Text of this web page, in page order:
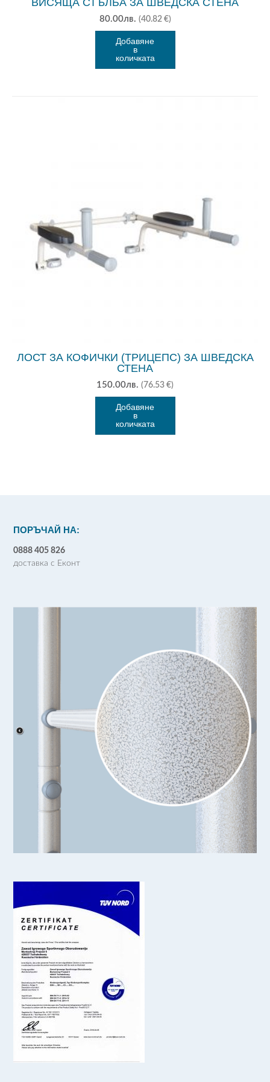
ВИСЯЩА СТЪЛБА ЗА ШВЕДСКА СТЕНА
80.00лв. (40.82 €)
Добавяне
в
количката
ЛОСТ ЗА КОФИЧКИ (ТРИЦЕПС) ЗА ШВЕДСКА
СТЕНА
150.00лв. (76.53 €)
Добавяне
в
количката
ПОРЪЧАЙ НА:
0888 405 826
доставка с Еконт